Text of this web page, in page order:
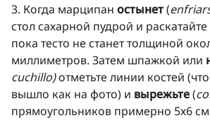
3. Когда марципан остынет(
стол сахарной пудрой и
пока тесто не станет толщиной
миллиметров. Затем шпажкой или
cuchillo)отметьте линии костей
вышло как на фото) и вырежьте(
прямоугольников примерно 5х6